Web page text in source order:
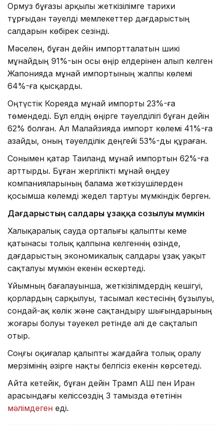
Ормуз бұғазы арқылы жеткізілімге тарихи
тұрғыдан тәуелді мемлекеттер дағдарыстың
салдарын көбірек сезінді.
Мәселен, бұған дейін импортталатын шикі
мұнайдың 91%-ын осы өңір елдерінен алып келген
Жапонияда мұнай импортының жалпы көлемі
64%-ға қысқарды.
Оңтүстік Кореяда мұнай импорты 23%-ға
төмендеді. Бұл елдің өңірге тәуелділігі бұған дейін
62% болған. Ал Малайзияда импорт көлемі 41%-ға
азайды, оның тәуелділік деңгейі 53%-ды құраған.
Сонымен қатар Таиланд мұнай импортын 62%-ға
арттырды. Бұған жергілікті мұнай өңдеу
компанияларының балама жеткізушілерден
қосымша көлемді жедел тартуы мүмкіндік берген.
Дағдарыстың салдары ұзаққа созылуы мүмкін
Халықаралық сауда орталығы қалыпты кеме
қатынасы толық қалпына келгеннің өзінде,
дағдарыстың экономикалық салдары ұзақ уақыт
сақталуы мүмкін екенін ескертеді.
Ұйымның бағалауынша, жеткізілімдердің кешігуі,
қорлардың сарқылуы, тасымал кестесінің бұзылуы,
сондай-ақ көлік және сақтандыру шығындарының
жоғары болуы тәуекел ретінде әлі де сақталып
отыр.
Соңғы оқиғалар қалыпты жағдайға толық оралу
мерзімінің әзірге нақты белгісіз екенін көрсетеді.
Айта кетейік, бұған дейін Трамп АҚШ пен Иран
арасындағы келіссөздің 3 тамызда өтетінін
мәлімдеген еді.